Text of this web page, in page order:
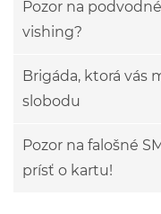
Pozor na
vishing?
Brigáda, ktorá vás
slobodu
Pozor na falošné
prísť o kartu!